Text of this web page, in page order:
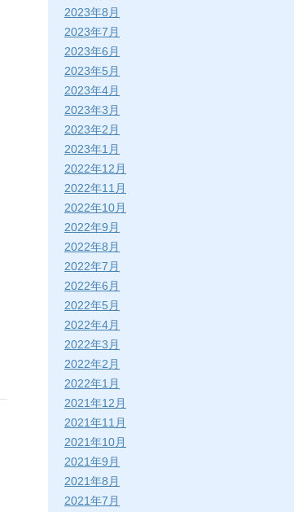
2023年8月
2023年7月
2023年6月
2023年5月
2023年4月
2023年3月
2023年2月
2023年1月
2022年12月
2022年11月
2022年10月
2022年9月
2022年8月
2022年7月
2022年6月
2022年5月
2022年4月
2022年3月
2022年2月
2022年1月
2021年12月
2021年11月
2021年10月
2021年9月
2021年8月
2021年7月